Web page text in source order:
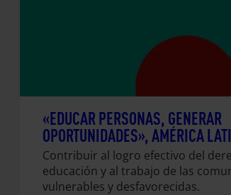
«EDUCAR PERSONAS, GENERAR
OPORTUNIDADES», AMÉRICA
Contribuir al logro efectivo del
educación y al trabajo de las
vulnerables y desfavorecidas.